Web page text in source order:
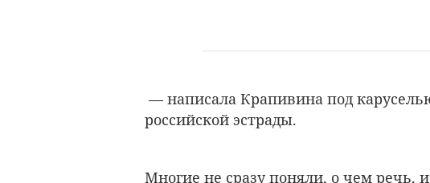
— написала Крапивина под
российской эстрады.
Многие не сразу поняли, о чем речь,